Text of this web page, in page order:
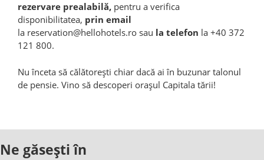
rezervare prealabilă, pentru a verifica
disponibilitatea, prin email
la reservation@hellohotels.ro sau la telefon la +40 372
121 800.
Nu înceta să călătorești chiar dacă ai în buzunar talonul
de pensie. Vino să descoperi orașul Capitala tării!
Ne găsești în